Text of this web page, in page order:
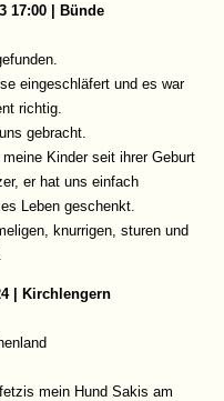
17:00 | Bünde
eingeschläfert und es war
richtig.
gebracht.
Kinder seit ihrer Geburt
er hat uns einfach
Leben geschenkt.
knurrigen, sturen und
| Kirchlengern
mein Hund Sakis am